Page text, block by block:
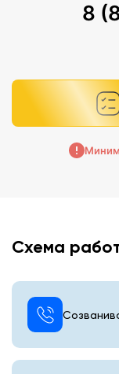
8
Схема